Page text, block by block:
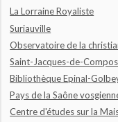
La Lorraine Royaliste
Suriauville
Observatoire de la
Saint-Jacques-de-
Bibliothèque Epinal-
Pays de la Saône
Centre d'études sur la